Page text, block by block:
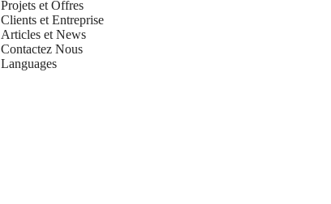
Projets et Offres
Clients et Entreprise
Articles et News
Contactez Nous
Languages